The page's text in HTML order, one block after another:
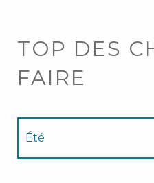
TOP DES
FAIRE
Été